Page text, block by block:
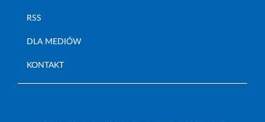
RSS
DLA MEDIÓW
KONTAKT